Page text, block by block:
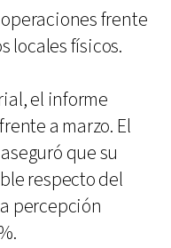
frente
locales físicos.
el informe
a marzo. El
que su
respecto del
percepción